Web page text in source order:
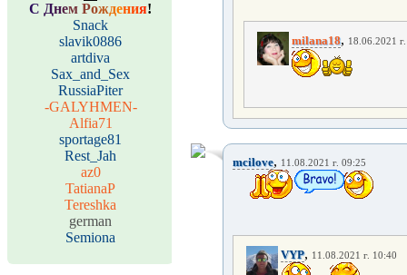
С Днем Рождения!
Snack
slavik0886
artdiva
Sax_and_Sex
RussiaPiter
-GALYHMEN-
Alfia71
sportage81
Rest_Jah
az0
TatianaP
Tereshka
german
Semiona
milana18, 18.06.2021
mcilove, 11.08.2021 г. 09:25
VYP, 11.08.2021 г. 10:40